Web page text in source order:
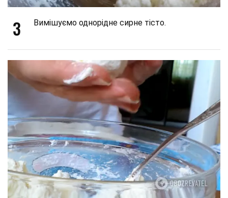
3 Вимішуємо однорідне сирне тісто.